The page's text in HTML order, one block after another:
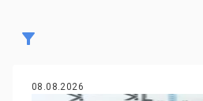
08.08.2026